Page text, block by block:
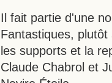
Il fait partie d'une
Fantastiques,
les supports et la
Claude Chabrol et